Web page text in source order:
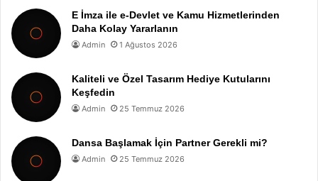
E İmza ile e-Devlet ve Kamu Hizmetlerinden
Daha Kolay Yararlanın
Admin 1 Ağustos 2026
Kaliteli ve Özel Tasarım Hediye Kutularını
Keşfedin
Admin 25 Temmuz 2026
Dansa Başlamak İçin Partner Gerekli mi?
Admin 25 Temmuz 2026